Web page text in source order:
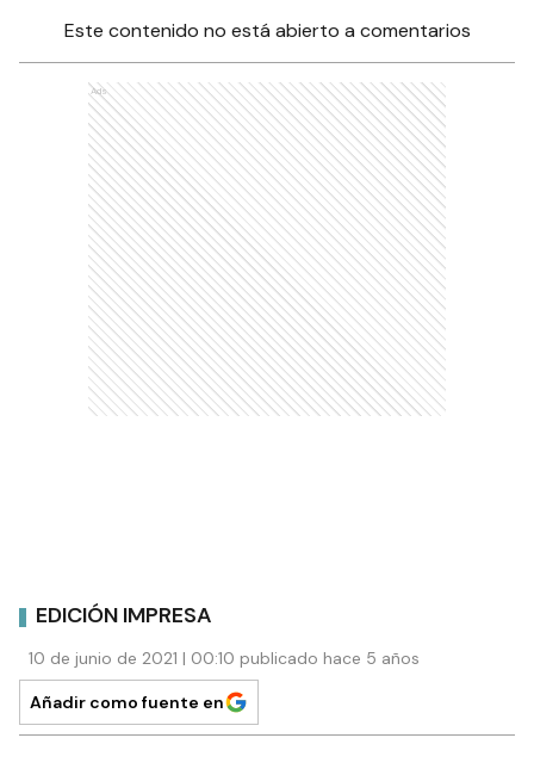
Este contenido no está abierto a comentarios
Ads
EDICIÓN IMPRESA
10 de junio de 2021 | 00:10 publicado hace 5 años
Añadir como fuente en